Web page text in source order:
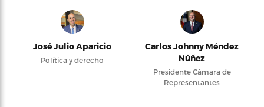
José Julio Aparicio
Política y derecho
Carlos Johnny Méndez
Núñez
Presidente Cámara de
Representantes